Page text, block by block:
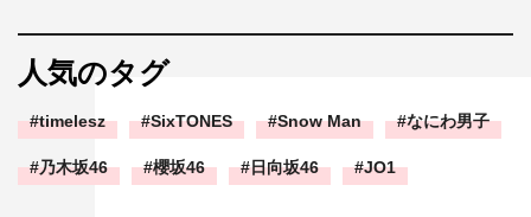
人気のタグ
timelesz SixTONES Snow Man なにわ男子
乃木坂46 櫻坂46 日向坂46 JO1